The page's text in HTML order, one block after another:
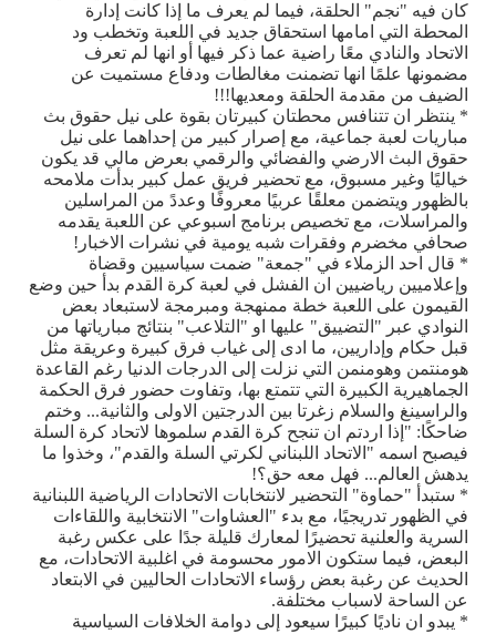
كان فيه "نجم" الحلقة، فيما لم يعرف ما إذا كانت إدارة
المحطة التي امامها استحقاق جديد في اللعبة وتخطب ود
الاتحاد والنادي معًا راضية عما ذكر فيها أو انها لم تعرف
مضمونها علمًا انها تضمنت مغالطات ودفاع مستميت عن
الضيف من مقدمة الحلقة ومعديها!!!
* ينتظر ان تتنافس محطتان كبيرتان بقوة على نيل حقوق بث
مباريات لعبة جماعية، مع إصرار كبير من إحداهما على نيل
حقوق البث الارضي والفضائي والرقمي بعرض مالي قد يكون
خياليًا وغير مسبوق، مع تحضير فريق عمل كبير بدأت ملامحه
بالظهور ويتضمن معلقًا عربيًا معروفًا وعددً من المراسلين
والمراسلات، مع تخصيص برنامج اسبوعي عن اللعبة يقدمه
صحافي مخضرم وفقرات شبه يومية في نشرات الاخبار!
* قال احد الزملاء في "جمعة" ضمت سياسيين وقضاة
وإعلاميين رياضيين ان الفشل في لعبة كرة القدم بدأ حين وضع
القيمون على اللعبة خطة ممنهجة ومبرمجة لاستبعاد بعض
النوادي عبر "التضييق" عليها او "التلاعب" بنتائج مبارياتها من
قبل حكام وإداريين، ما ادى إلى غياب فرق كبيرة وعريقة مثل
هومنتمن وهومنمن التي نزلت إلى الدرجات الدنيا رغم القاعدة
الجماهيرية الكبيرة التي تتمتع بها، وتفاوت حضور فرق الحكمة
والراسينغ والسلام زغرتا بين الدرجتين الاولى والثانية... وختم
ضاحكًا: "إذا اردتم ان تنجح كرة القدم سلموها لاتحاد كرة السلة
فيصبح اسمه "الاتحاد اللبناني لكرتي السلة والقدم"، وخذوا ما
يدهش العالم... فهل معه حق؟!
* ستبدأ "حماوة" التحضير لانتخابات الاتحادات الرياضية اللبنانية
في الظهور تدريجيًا، مع بدء "العشاوات" الانتخابية واللقاءات
السرية والعلنية تحضيرًا لمعارك قليلة جدًا على عكس رغبة
البعض، فيما ستكون الامور محسومة في اغلبية الاتحادات، مع
الحديث عن رغبة بعض رؤساء الاتحادات الحاليين في الابتعاد
عن الساحة لاسباب مختلفة.
* يبدو ان ناديًا كبيرًا سيعود إلى دوامة الخلافات السياسية